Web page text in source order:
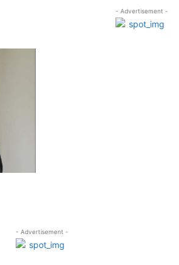
- Advertisement -
- Advertisement -